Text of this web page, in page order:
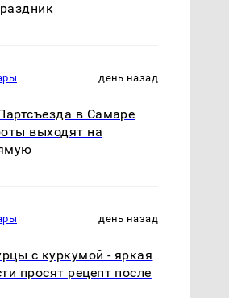
Как выглядит место
день назад
в Самаре
выходят на
день назад
с куркумой - яркая
просят рецепт после